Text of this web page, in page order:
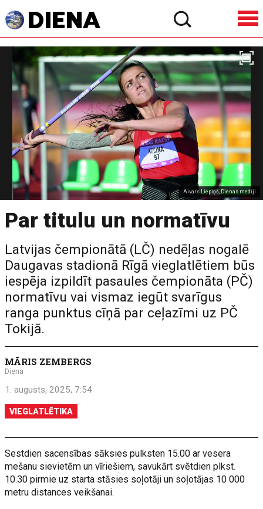
Aivars Liepiņš, Dienas mediji
Par titulu un normatīvu
Latvijas čempionātā (LČ) nedēļas nogalē
Daugavas stadionā Rīgā vieglatlētiem būs
iespēja izpildīt pasaules čempionāta (PČ)
normatīvu vai vismaz iegūt svarīgus
ranga punktus cīņā par ceļazīmi uz PČ
Tokijā.
MĀRIS ZEMBERGS
Diena
1. augusts, 2025, 7:54
VIEGLATLĒTIKA
Sestdien sacensības sāksies pulksten 15.00 ar vesera
mešanu sievietēm un vīriešiem, savukārt svētdien plkst.
10.30 pirmie uz starta stāsies soļotāji un soļotājas 10 000
metru distances veikšanai.